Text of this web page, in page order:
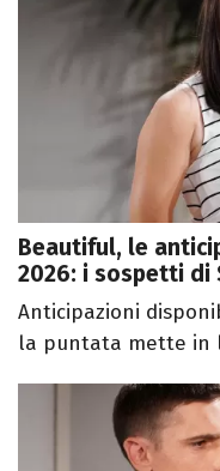
Beautiful, le
2026: i sospetti di
Anticipazioni
la puntata mette in